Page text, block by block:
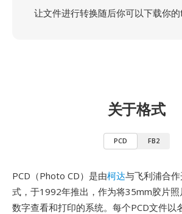
让文件进行转换随后你可以下载你
关于格式
PCD FB2
PCD（Photo CD）是由柯达与飞利浦合
式，于1992年推出，作为将35mm胶片
数字查看和打印的系统。每个PCD文件以